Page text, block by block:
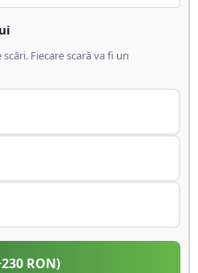
Fiecare scară va fi un
230 RON)